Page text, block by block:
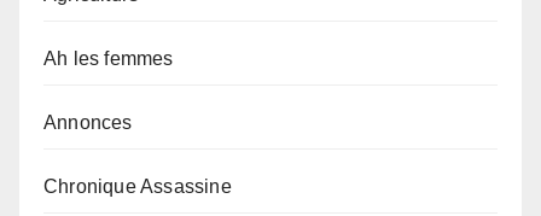
Ah les femmes
Annonces
Chronique Assassine